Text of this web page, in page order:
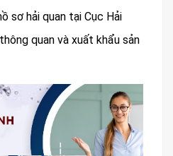
sơ hải quan tại Cục Hải
quan và xuất khẩu sản